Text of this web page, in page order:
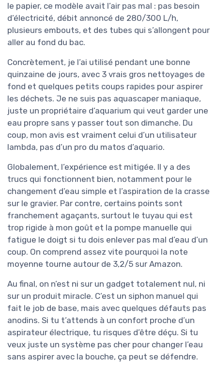
le papier, ce modèle avait l’air pas mal : pas besoin
d’électricité, débit annoncé de 280/300 L/h,
plusieurs embouts, et des tubes qui s’allongent pour
aller au fond du bac.
Concrètement, je l’ai utilisé pendant une bonne
quinzaine de jours, avec 3 vrais gros nettoyages de
fond et quelques petits coups rapides pour aspirer
les déchets. Je ne suis pas aquascaper maniaque,
juste un propriétaire d’aquarium qui veut garder une
eau propre sans y passer tout son dimanche. Du
coup, mon avis est vraiment celui d’un utilisateur
lambda, pas d’un pro du matos d’aquario.
Globalement, l’expérience est mitigée. Il y a des
trucs qui fonctionnent bien, notamment pour le
changement d’eau simple et l’aspiration de la crasse
sur le gravier. Par contre, certains points sont
franchement agaçants, surtout le tuyau qui est
trop rigide à mon goût et la pompe manuelle qui
fatigue le doigt si tu dois enlever pas mal d’eau d’un
coup. On comprend assez vite pourquoi la note
moyenne tourne autour de 3,2/5 sur Amazon.
Au final, on n’est ni sur un gadget totalement nul, ni
sur un produit miracle. C’est un siphon manuel qui
fait le job de base, mais avec quelques défauts pas
anodins. Si tu t’attends à un confort proche d’un
aspirateur électrique, tu risques d’être déçu. Si tu
veux juste un système pas cher pour changer l’eau
sans aspirer avec la bouche, ça peut se défendre.